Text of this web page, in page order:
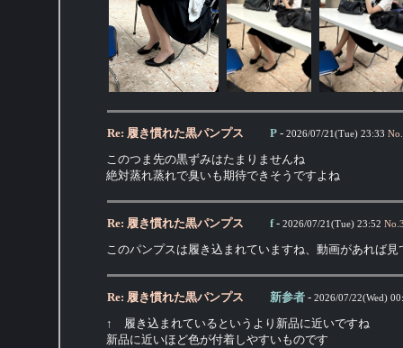
Re: 履き慣れた黒パンプス P - 2026/07/21(Tue) 23:33 No.
このつま先の黒ずみはたまりませんね
絶対蒸れ蒸れで臭いも期待できそうですよね
Re: 履き慣れた黒パンプス f- 2026/07/21(Tue) 23:52 No.
このパンプスは履き込まれていますね、動画があれば
Re: 履き慣れた黒パンプス 新参者 - 2026/07/22(Wed)
↑ 履き込まれているというより新品に近いですね
新品に近いほど色が付着しやすいものです